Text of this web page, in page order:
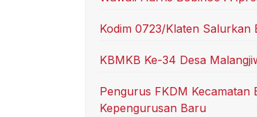
Kodim 0723/Klaten
KBMKB Ke-34 Desa
Pengurus FKDM Kecamatan
Kepengurusan Baru